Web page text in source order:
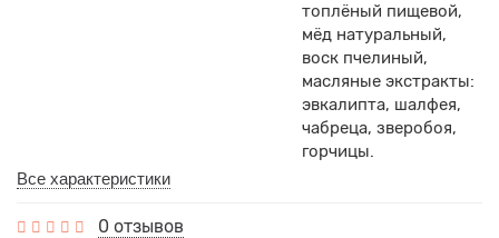
топлёный пищевой,
мёд натуральный,
воск пчелиный,
масляные экстракты:
эвкалипта, шалфея,
чабреца, зверобоя,
горчицы.
Все характеристики
0 отзывов